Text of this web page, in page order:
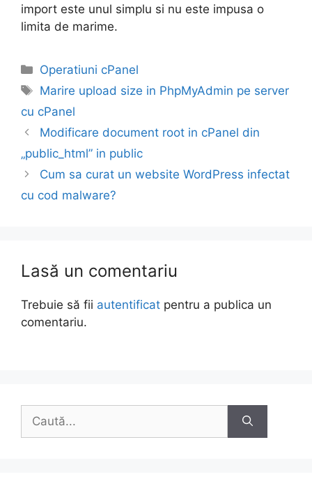
import este unul simplu si nu este impusa o
limita de marime.
Categorii
Operatiuni cPanel
Etichete
Marire upload size in PhpMyAdmin pe server
cu cPanel
Modificare document root in cPanel din
„public_html” in public
Cum sa curat un website WordPress infectat
cu cod malware?
Lasă un comentariu
Trebuie să fii autentificat pentru a publica un
comentariu.
după: